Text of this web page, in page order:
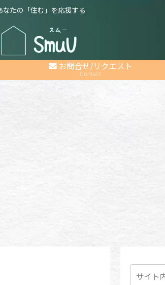
なたの「住む」を応援する
お問合せ/リクエスト
Contact